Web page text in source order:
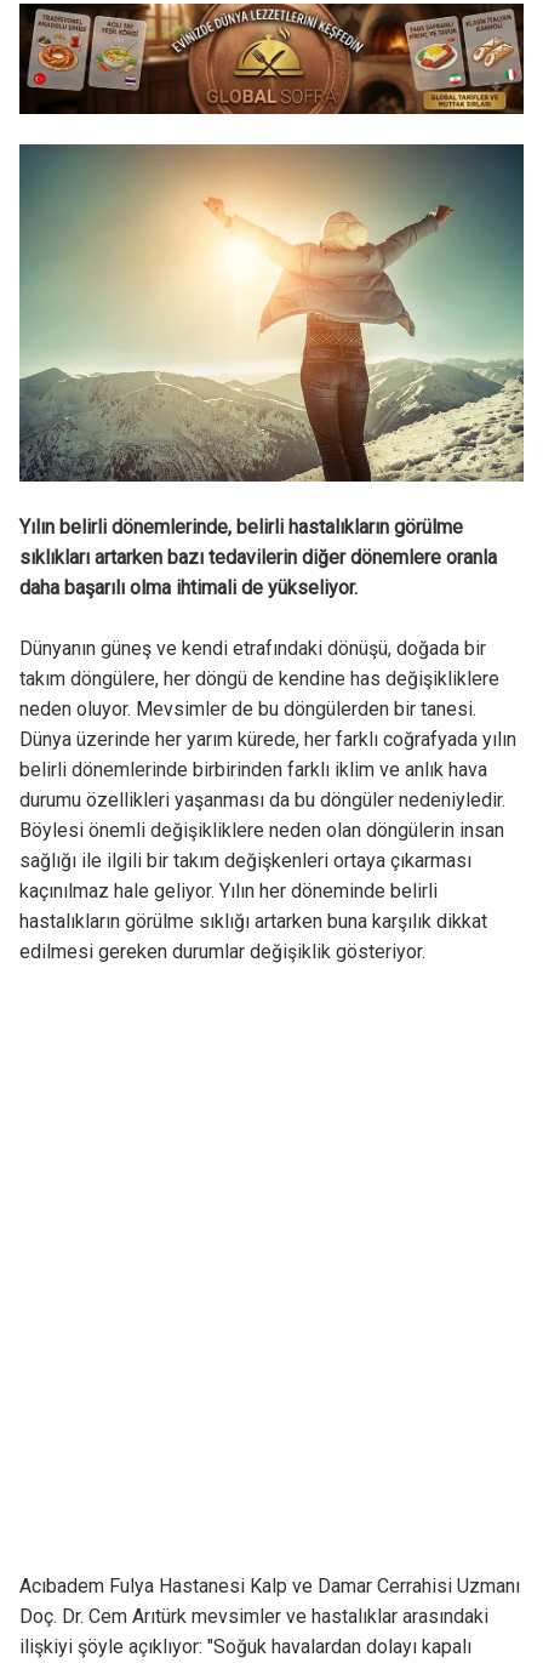
Yılın belirli dönemlerinde, belirli hastalıkların görülme
sıklıkları artarken bazı tedavilerin diğer dönemlere oranla
daha başarılı olma ihtimali de yükseliyor.
Dünyanın güneş ve kendi etrafındaki dönüşü, doğada bir
takım döngülere, her döngü de kendine has değişikliklere
neden oluyor. Mevsimler de bu döngülerden bir tanesi.
Dünya üzerinde her yarım kürede, her farklı coğrafyada yılın
belirli dönemlerinde birbirinden farklı iklim ve anlık hava
durumu özellikleri yaşanması da bu döngüler nedeniyledir.
Böylesi önemli değişikliklere neden olan döngülerin insan
sağlığı ile ilgili bir takım değişkenleri ortaya çıkarması
kaçınılmaz hale geliyor. Yılın her döneminde belirli
hastalıkların görülme sıklığı artarken buna karşılık dikkat
edilmesi gereken durumlar değişiklik gösteriyor.
Acıbadem Fulya Hastanesi Kalp ve Damar Cerrahisi Uzmanı
Doç. Dr. Cem Arıtürk mevsimler ve hastalıklar arasındaki
ilişkiyi şöyle açıklıyor: "Soğuk havalardan dolayı kapalı